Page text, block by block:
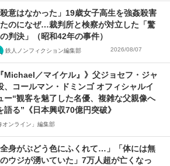
殺意はなかった」19歳女子高生を強姦殺害
たのになぜ…裁判所と検察が対立した「驚
判決」（昭和42年の事件）
鉄人ノンフィクション編集部 2026/08/07
Michael／マイケル』》父ジョセフ・ジャ
、コールマン・ドミンゴ オフィシャルイ
ー“観客を魅了した名優、複雑な父親像へ
語る”《日本興収70億円突破》
オンライン」編集部
全身がぶどう色にふくれて…」「体には無
ウジが湧いていた」7万人超が亡くなっ